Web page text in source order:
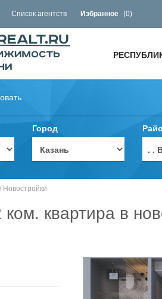
Список агентств Избранное (0)
Город
. .
/ Новостройки
ком. квартира в